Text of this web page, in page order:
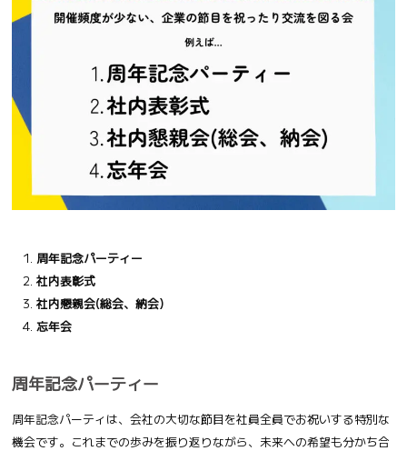
周年記念パーティー
社内表彰式
社内懇親会(総会、納会)
忘年会
周年記念パーティー
周年記念パーティは、会社の大切な節目を社員全員でお祝いする特別な
機会です。これまでの歩みを振り返りながら、未来への希望も分かち合